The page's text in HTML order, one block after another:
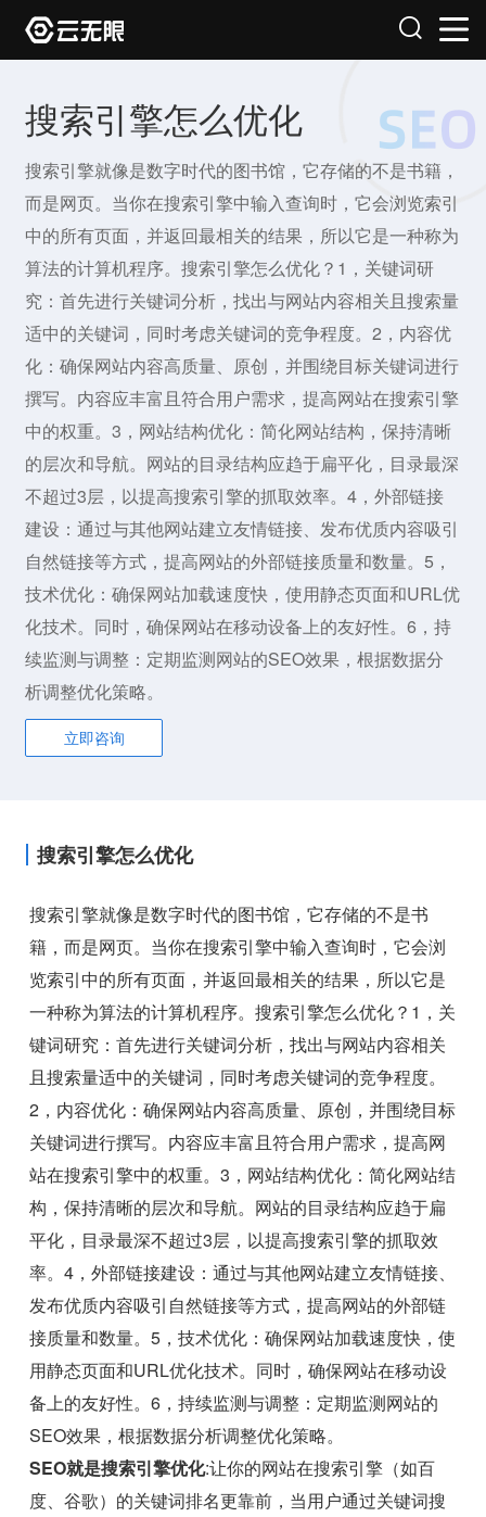
搜索引擎怎么优化
搜索引擎就像是数字时代的图书馆，它存储的不是书籍，
而是网页。当你在搜索引擎中输入查询时，它会浏览索引
中的所有页面，并返回最相关的结果，所以它是一种称为
算法的计算机程序。搜索引擎怎么优化？1，关键词研
究：首先进行关键词分析，找出与网站内容相关且搜索量
适中的关键词，同时考虑关键词的竞争程度。2，内容优
化：确保网站内容高质量、原创，并围绕目标关键词进行
撰写。内容应丰富且符合用户需求，提高网站在搜索引擎
中的权重。3，网站结构优化：简化网站结构，保持清晰
的层次和导航。网站的目录结构应趋于扁平化，目录最深
不超过3层，以提高搜索引擎的抓取效率。4，外部链接
建设：通过与其他网站建立友情链接、发布优质内容吸引
自然链接等方式，提高网站的外部链接质量和数量。5，
技术优化：确保网站加载速度快，使用静态页面和URL优
化技术。同时，确保网站在移动设备上的友好性。6，持
续监测与调整：定期监测网站的SEO效果，根据数据分
析调整优化策略。
立即咨询
搜索引擎怎么优化
搜索引擎就像是数字时代的图书馆，它存储的不是书
籍，而是网页。当你在搜索引擎中输入查询时，它会浏
览索引中的所有页面，并返回最相关的结果，所以它是
一种称为算法的计算机程序。搜索引擎怎么优化？1，关
键词研究：首先进行关键词分析，找出与网站内容相关
且搜索量适中的关键词，同时考虑关键词的竞争程度。
2，内容优化：确保网站内容高质量、原创，并围绕目标
关键词进行撰写。内容应丰富且符合用户需求，提高网
站在搜索引擎中的权重。3，网站结构优化：简化网站结
构，保持清晰的层次和导航。网站的目录结构应趋于扁
平化，目录最深不超过3层，以提高搜索引擎的抓取效
率。4，外部链接建设：通过与其他网站建立友情链接、
发布优质内容吸引自然链接等方式，提高网站的外部链
接质量和数量。5，技术优化：确保网站加载速度快，使
用静态页面和URL优化技术。同时，确保网站在移动设
备上的友好性。6，持续监测与调整：定期监测网站的
SEO效果，根据数据分析调整优化策略。
SEO就是搜索引擎优化:让你的网站在搜索引擎（如百
度、谷歌）的关键词排名更靠前，当用户通过关键词搜